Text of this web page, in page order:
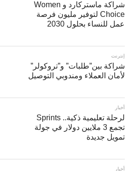
شراكة ماستركارد و Women
Choice لتوفير مليون فرصة
عمل للنساء بحلول 2030
إنترنت
شراكة بين”طلبات” و”تروكولر”
لأمان العملاء ومندوبي التوصيل
أخبار
لرحلة تعليمية ذكية.. Sprints
تجمع 3 ملايين دولار في جولة
تمويل جديدة
أخبار